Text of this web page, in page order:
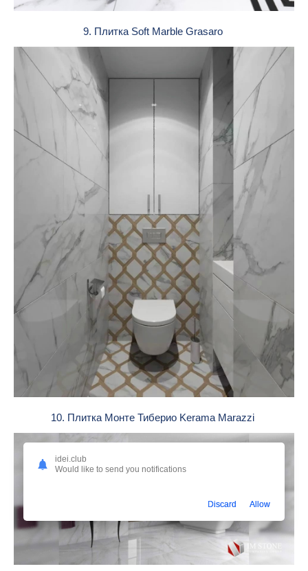
9. Плитка Soft Marble Grasaro
10. Плитка Монте Тиберио Kerama Marazzi
idei.club
Would like to send you notifications
Discard Allow